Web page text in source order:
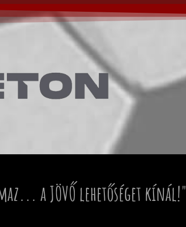
a JÖVŐ lehetőséget kínál!"